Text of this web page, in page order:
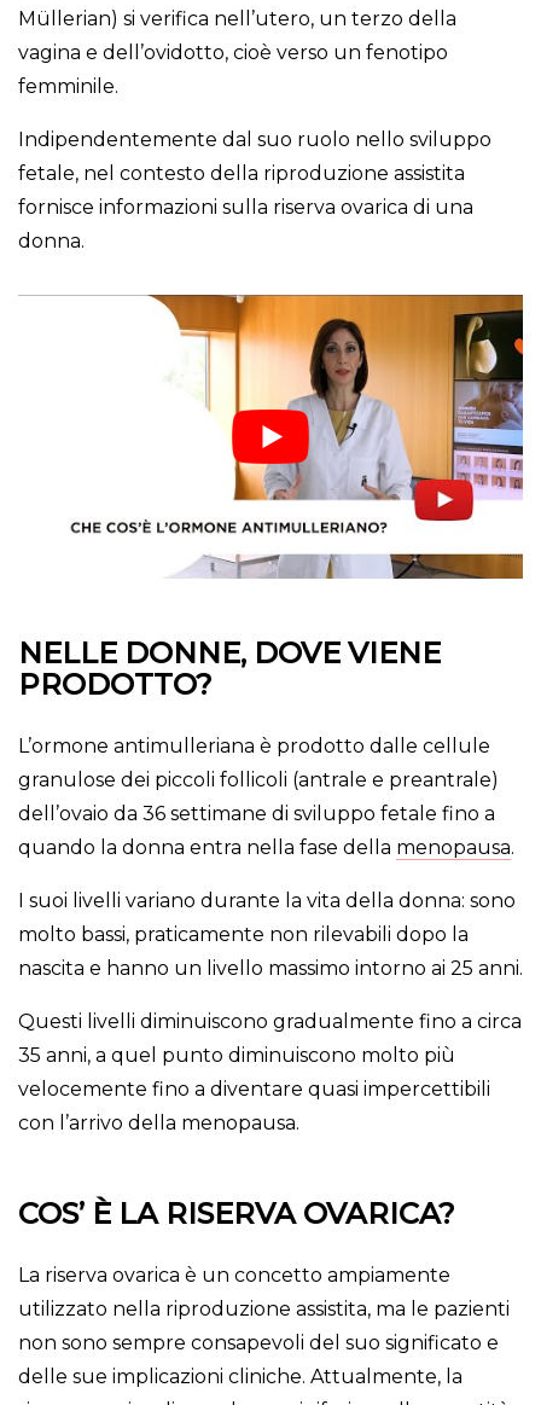
Müllerian) si verifica nell’utero, un terzo della
vagina e dell’ovidotto, cioè verso un fenotipo
femminile.
Indipendentemente dal suo ruolo nello sviluppo
fetale, nel contesto della riproduzione assistita
fornisce informazioni sulla riserva ovarica di una
donna.
NELLE DONNE, DOVE VIENE
PRODOTTO?
L’ormone antimulleriana è prodotto dalle cellule
granulose dei piccoli follicoli (antrale e preantrale)
dell’ovaio da 36 settimane di sviluppo fetale fino a
quando la donna entra nella fase della menopausa.
I suoi livelli variano durante la vita della donna: sono
molto bassi, praticamente non rilevabili dopo la
nascita e hanno un livello massimo intorno ai 25 anni.
Questi livelli diminuiscono gradualmente fino a circa
35 anni, a quel punto diminuiscono molto più
velocemente fino a diventare quasi impercettibili
con l’arrivo della menopausa.
COS’ È LA RISERVA OVARICA?
La riserva ovarica è un concetto ampiamente
utilizzato nella riproduzione assistita, ma le pazienti
non sono sempre consapevoli del suo significato e
delle sue implicazioni cliniche. Attualmente, la